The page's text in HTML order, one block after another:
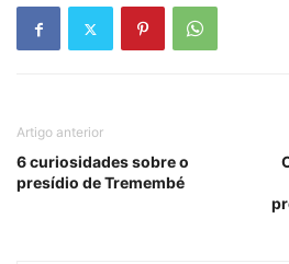
Artigo anterior
6 curiosidades sobre o
presídio de Tremembé